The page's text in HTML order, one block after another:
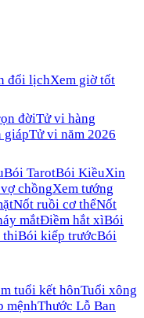
đổi lịchXem giờ tốt
đờiTử vi hàng
giápTử vi năm 2026
Bói TarotBói KiềuXin
chồngXem tướng
Nốt ruồi cơ thểNốt
mắtĐiềm hắt xìBói
thiBói kiếp trướcBói
tuổi kết hônTuổi xông
mệnhThước Lỗ Ban